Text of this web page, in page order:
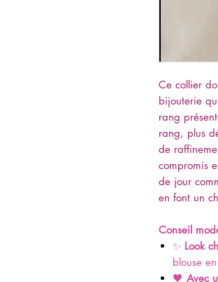
Ce collier
bijouterie
rang
rang, plus
de
compromis
de jour
en font un
Conseil
✨ Look
blouse
🖤 Avec